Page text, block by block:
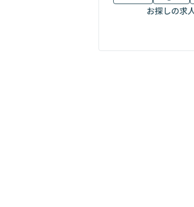
お探しの求